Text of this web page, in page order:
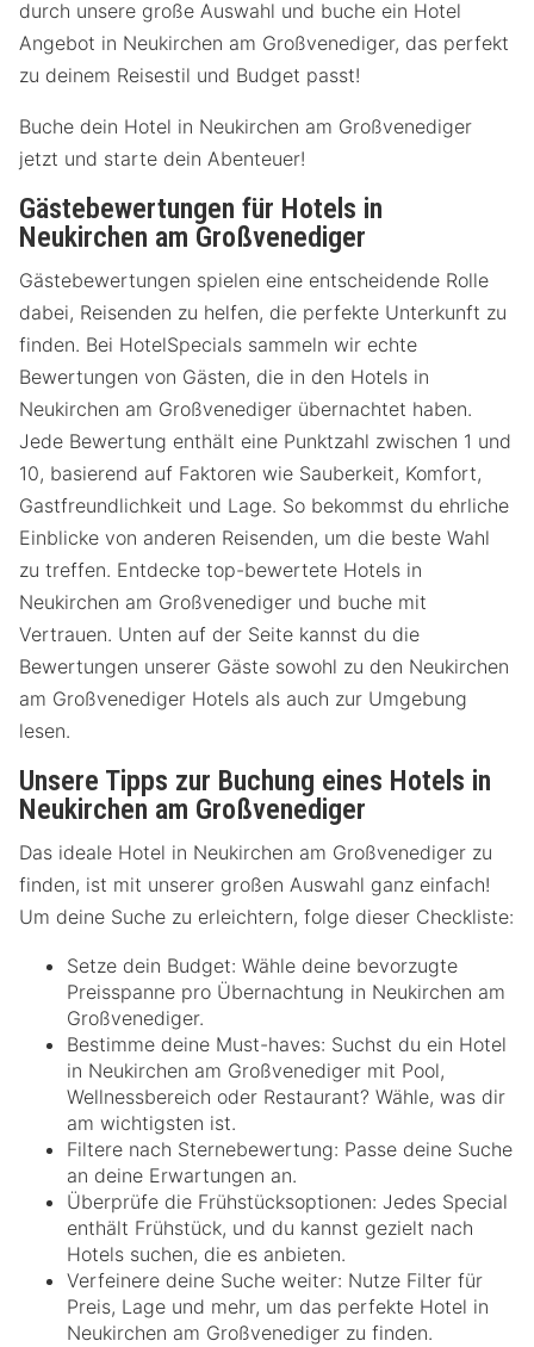
durch unsere große Auswahl und buche ein Hotel
Angebot in Neukirchen am Großvenediger, das perfekt
zu deinem Reisestil und Budget passt!
Buche dein Hotel in Neukirchen am Großvenediger
jetzt und starte dein Abenteuer!
Gästebewertungen für Hotels in
Neukirchen am Großvenediger
Gästebewertungen spielen eine entscheidende Rolle
dabei, Reisenden zu helfen, die perfekte Unterkunft zu
finden. Bei HotelSpecials sammeln wir echte
Bewertungen von Gästen, die in den Hotels in
Neukirchen am Großvenediger übernachtet haben.
Jede Bewertung enthält eine Punktzahl zwischen 1 und
10, basierend auf Faktoren wie Sauberkeit, Komfort,
Gastfreundlichkeit und Lage. So bekommst du ehrliche
Einblicke von anderen Reisenden, um die beste Wahl
zu treffen. Entdecke top-bewertete Hotels in
Neukirchen am Großvenediger und buche mit
Vertrauen. Unten auf der Seite kannst du die
Bewertungen unserer Gäste sowohl zu den Neukirchen
am Großvenediger Hotels als auch zur Umgebung
lesen.
Unsere Tipps zur Buchung eines Hotels in
Neukirchen am Großvenediger
Das ideale Hotel in Neukirchen am Großvenediger zu
finden, ist mit unserer großen Auswahl ganz einfach!
Um deine Suche zu erleichtern, folge dieser Checkliste:
Setze dein Budget: Wähle deine bevorzugte
Preisspanne pro Übernachtung in Neukirchen am
Großvenediger.
Bestimme deine Must-haves: Suchst du ein Hotel
in Neukirchen am Großvenediger mit Pool,
Wellnessbereich oder Restaurant? Wähle, was dir
am wichtigsten ist.
Filtere nach Sternebewertung: Passe deine Suche
an deine Erwartungen an.
Überprüfe die Frühstücksoptionen: Jedes Special
enthält Frühstück, und du kannst gezielt nach
Hotels suchen, die es anbieten.
Verfeinere deine Suche weiter: Nutze Filter für
Preis, Lage und mehr, um das perfekte Hotel in
Neukirchen am Großvenediger zu finden.